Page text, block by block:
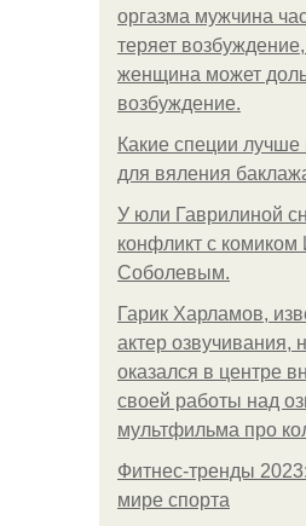
оргазма мужчина
теряет возбуждение,
женщина может
возбуждение.
Какие специи лучше
для вяления
У юли Гаврилиной
конфликт с комиком
Соболевым.
Гарик Харламов,
актер озвучивания,
оказался в центре
своей работы над
мультфильма про
Фитнес-тренды
мире спорта